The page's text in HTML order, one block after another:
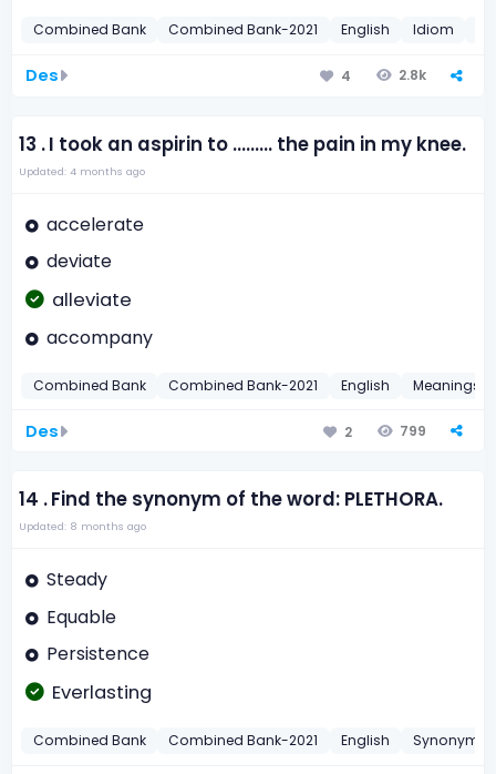
Combined Bank Combined Bank-2021 English Idiom
Des 4 2.8k
13 .I took an aspirin to ......... the pain in my knee.
Updated: 4 months ago
accelerate
deviate
alleviate
accompany
Combined Bank Combined Bank-2021 English Meanings
Des 2 799
14 .Find the synonym of the word: PLETHORA.
Updated: 8 months ago
Steady
Equable
Persistence
Everlasting
Combined Bank Combined Bank-2021 English Synonyms